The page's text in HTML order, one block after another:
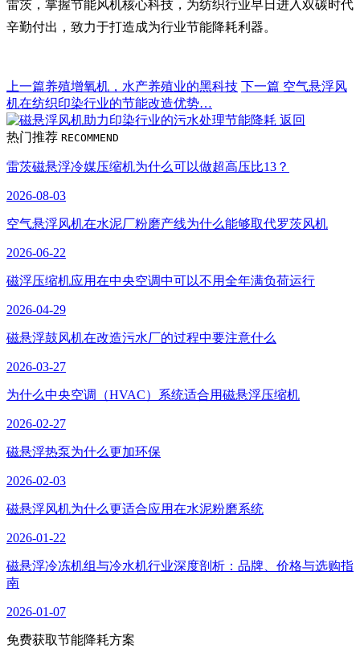
雷茨，掌握节能风机核心科技，为纺织行业早日进入双碳时代
辛勤付出，致力于打造成为行业节能降耗利器。
上一篇养殖增氧机，水产养殖业的黑科技 下一篇 空气悬浮风
机在纺织印染行业的节能改造优势…
返回
热门推荐 RECOMMEND
雷茨磁悬浮冷媒压缩机为什么可以做超高压比13？
2026-08-03
空气悬浮风机在水泥厂粉磨产线为什么能够取代罗茨风机
2026-06-22
磁浮压缩机应用在中央空调中可以不用全年满负荷运行
2026-04-29
磁悬浮鼓风机在改造污水厂的过程中要注意什么
2026-03-27
为什么中央空调（HVAC）系统适合用磁悬浮压缩机
2026-02-27
磁悬浮热泵为什么更加环保
2026-02-03
磁悬浮风机为什么更适合应用在水泥粉磨系统
2026-01-22
磁悬浮冷冻机组与冷水机行业深度剖析：品牌、价格与选购指
南
2026-01-07
免费获取节能降耗方案